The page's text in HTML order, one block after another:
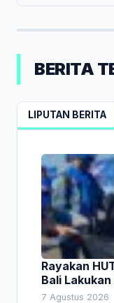
BERITA
LIPUTAN BERITA
Rayakan
Bali
Lingkungan
7 Agustus 2026